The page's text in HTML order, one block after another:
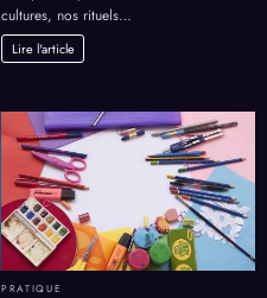
cultures, nos rituels…
Lire l'article
PRATIQUE